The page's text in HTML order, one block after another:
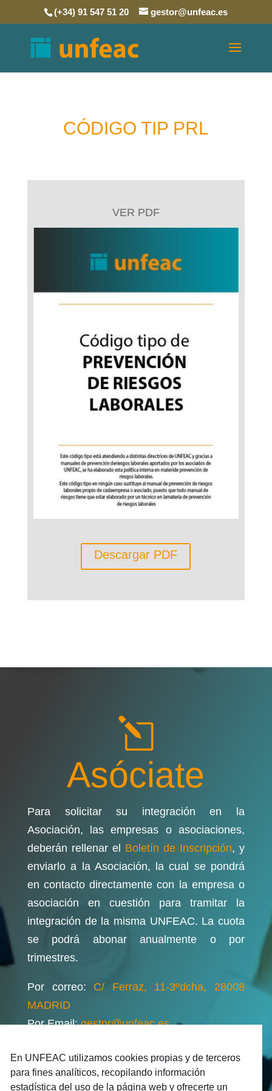
En UNFEAC utilizamos cookies propias y de terceros
para fines analíticos, recopilando información
estadística del uso de la página web y ofrecerte un
(+34) 91 547 51 20 gestor@unfeac.es
CÓDIGO TIP PRL
VER PDF
Descargar PDF
l
Asóciate
Para solicitar su integración en la
Asociación, las empresas o asociaciones,
deberán rellenar el Boletín de Inscripción, y
enviarlo a la Asociación, la cual se pondrá
en contacto directamente con la empresa o
asociación en cuestión para tramitar la
integración de la misma UNFEAC. La cuota
se podrá abonar anualmente o por
trimestres.
Por correo: C/ Ferraz, 11-3ºdcha, 28008
MADRID
Por Email:gestor@unfeac.es